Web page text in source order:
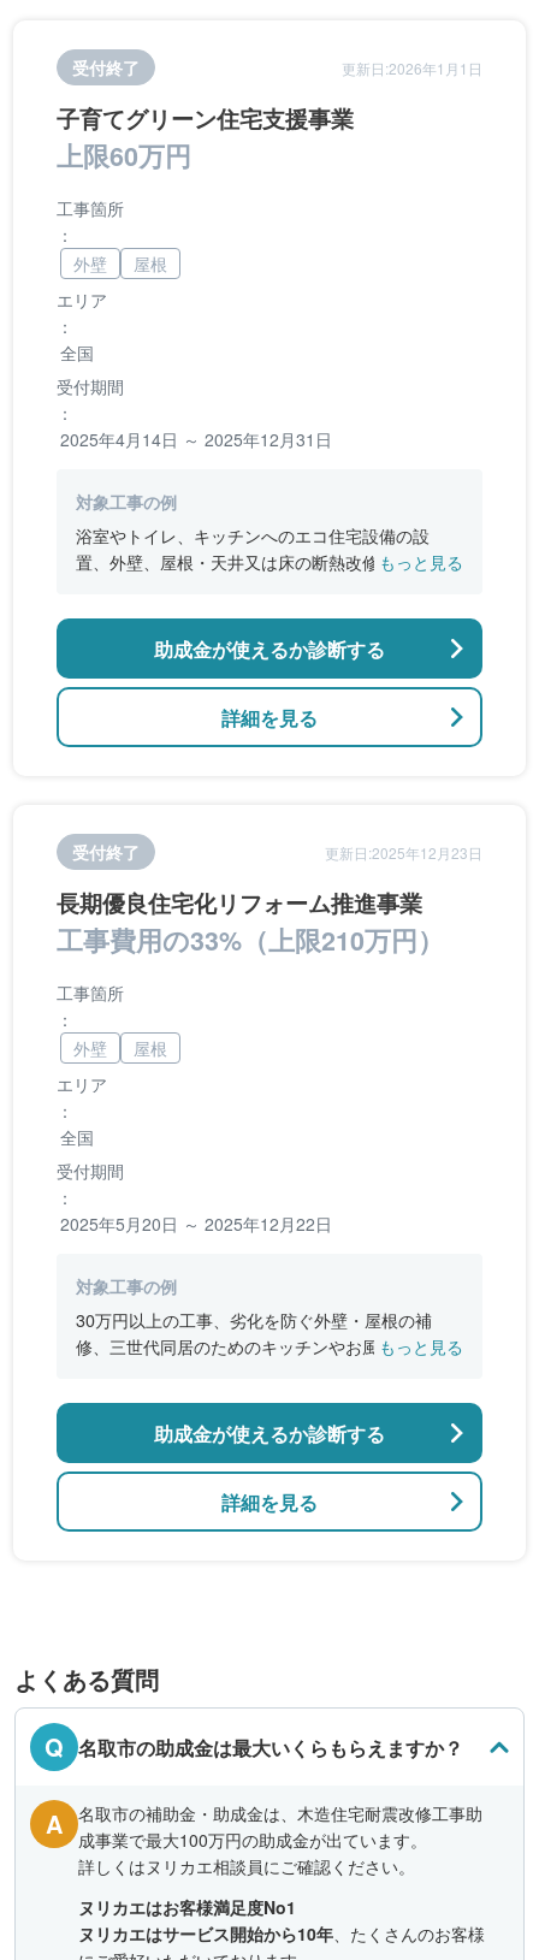
受付終了 更新日:2026年1月1日
子育てグリーン住宅支援事業
上限60万円
エリア
：
全国
受付期間
：
2025年4月14日 ～ 2025年12月31日
工事箇所
：
外壁
屋根
対象工事の例
浴室やトイレ、キッチンへのエコ住宅設備の設
置、外壁、屋根・天井又は床の断熱改修、窓やド
のバリアフリー改修
もっと見る
詳細を見る
助成金が使えるか診断する
受付終了 更新日:2025年12月23日
長期優良住宅化リフォーム推進事業
工事費用の33%（上限210万円）
エリア
：
全国
受付期間
：
2025年5月20日 ～ 2025年12月22日
工事箇所
：
外壁
屋根
対象工事の例
30万円以上の工事、劣化を防ぐ外壁・屋根の補
修、三世代同居のためのキッチンやお風呂の増
もっと見る
詳細を見る
助成金が使えるか診断する
よくある質問
Q 名取市の助成金は最大いくらもらえますか？
A
名取市の補助金・助成金は、木造住宅耐震改修工事助
成事業で最大100万円の助成金が出ています。
詳しくはヌリカエ相談員にご確認ください。
ヌリカエはお客様満足度No1
ヌリカエはサービス開始から10年、たくさんのお客様